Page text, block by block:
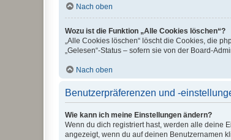
Nach oben
Wozu ist die Funktion „Alle Cookies löschen“?
„Alle Cookies löschen“ löscht die Cookies, die
„Gelesen“-Status – sofern sie von der Board-
Nach oben
Benutzerpräferenzen und -
Wie kann ich meine Einstellungen ändern?
Wenn du dich registriert hast, werden alle deine
angezeigt, wenn du auf deinen Benutzernamen